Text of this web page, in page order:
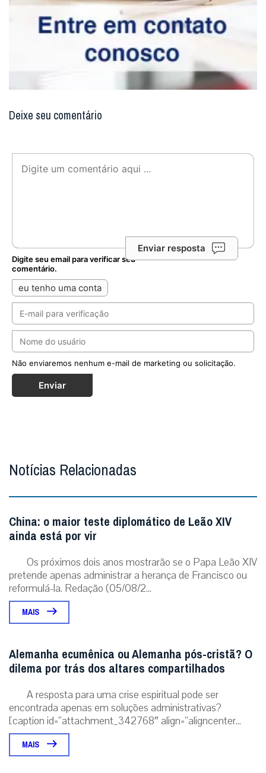
Deixe seu comentário
Enviar resposta
Digite seu email para verificar seu
comentário.
eu tenho uma conta
Não enviaremos nenhum e-mail de marketing ou solicitação.
Enviar
Notícias Relacionadas
China: o maior teste diplomático de Leão XIV
ainda está por vir
Os próximos dois anos mostrarão se o Papa Leão XIV
pretende apenas administrar a herança de Francisco ou
reformulá-la. Redação (05/08/2...
MAIS
Alemanha ecumênica ou Alemanha pós-cristã? O
dilema por trás dos altares compartilhados
A resposta para uma crise espiritual pode ser
encontrada apenas em soluções administrativas?
[caption id=”attachment_342768″ align=”aligncenter...
MAIS